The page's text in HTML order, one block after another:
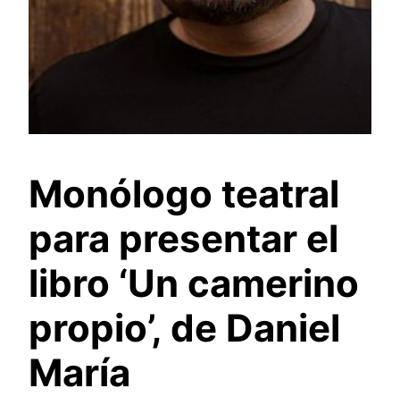
Monólogo teatral
para presentar el
libro ‘Un camerino
propio’, de Daniel
María